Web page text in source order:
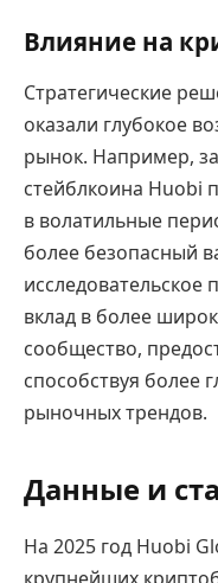
Влияние на
Стратегические
оказали глубокое
рынок. Например,
стейблкоина Huobi
в волатильные
более безопасный
исследовательское
вклад в более
сообщество,
способствуя более
рыночных трендов.
Данные и
На 2025 год Huobi